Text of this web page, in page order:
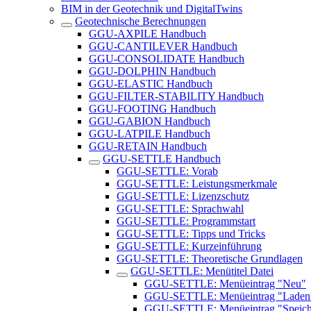
BIM in der Geotechnik und DigitalTwins
Geotechnische Berechnungen
GGU-AXPILE Handbuch
GGU-CANTILEVER Handbuch
GGU-CONSOLIDATE Handbuch
GGU-DOLPHIN Handbuch
GGU-ELASTIC Handbuch
GGU-FILTER-STABILITY Handbuch
GGU-FOOTING Handbuch
GGU-GABION Handbuch
GGU-LATPILE Handbuch
GGU-RETAIN Handbuch
GGU-SETTLE Handbuch
GGU-SETTLE: Vorab
GGU-SETTLE: Leistungsmerkmale
GGU-SETTLE: Lizenzschutz
GGU-SETTLE: Sprachwahl
GGU-SETTLE: Programmstart
GGU-SETTLE: Tipps und Tricks
GGU-SETTLE: Kurzeinführung
GGU-SETTLE: Theoretische Grundlagen
GGU-SETTLE: Menütitel Datei
GGU-SETTLE: Menüeintrag "Neu"
GGU-SETTLE: Menüeintrag
GGU-SETTLE: Menüeintrag